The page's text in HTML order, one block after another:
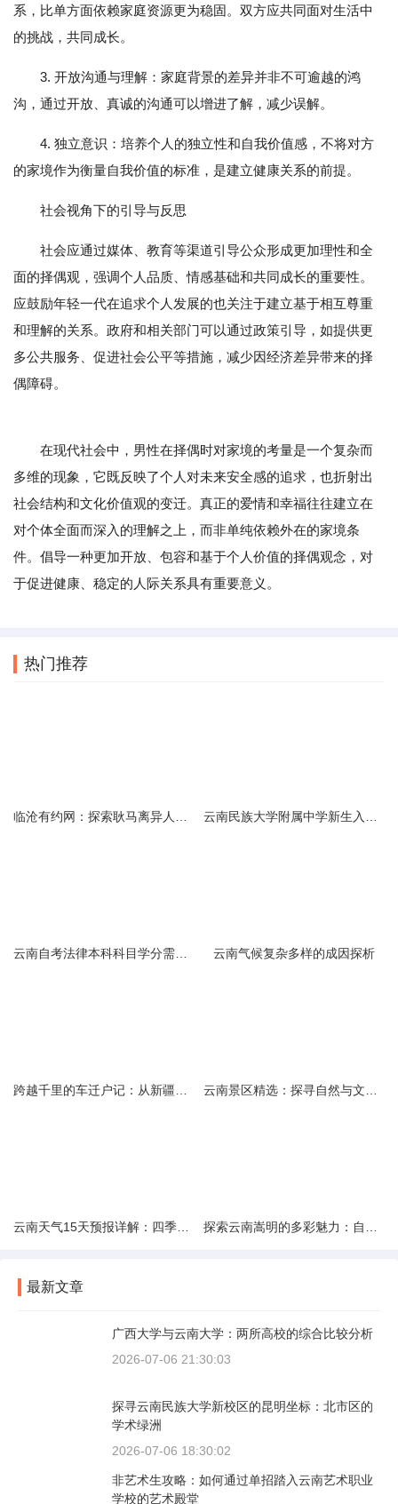
系，比单方面依赖家庭资源更为稳固。双方应共同面对生活中
的挑战，共同成长。
3. 开放沟通与理解：家庭背景的差异并非不可逾越的鸿
沟，通过开放、真诚的沟通可以增进了解，减少误解。
4. 独立意识：培养个人的独立性和自我价值感，不将对方
的家境作为衡量自我价值的标准，是建立健康关系的前提。
社会视角下的引导与反思
社会应通过媒体、教育等渠道引导公众形成更加理性和全
面的择偶观，强调个人品质、情感基础和共同成长的重要性。
应鼓励年轻一代在追求个人发展的也关注于建立基于相互尊重
和理解的关系。政府和相关部门可以通过政策引导，如提供更
多公共服务、促进社会公平等措施，减少因经济差异带来的择
偶障碍。
在现代社会中，男性在择偶时对家境的考量是一个复杂而
多维的现象，它既反映了个人对未来安全感的追求，也折射出
社会结构和文化价值观的变迁。真正的爱情和幸福往往建立在
对个体全面而深入的理解之上，而非单纯依赖外在的家境条
件。倡导一种更加开放、包容和基于个人价值的择偶观念，对
于促进健康、稳定的人际关系具有重要意义。
热门推荐
云南气候复杂多样的成因探析
最新文章
广西大学与云南大学：两所高校的综合比较分析
2026-07-06 21:30:03
探寻云南民族大学新校区的昆明坐标：北市区的
学术绿洲
2026-07-06 18:30:02
非艺术生攻略：如何通过单招踏入云南艺术职业
学校的艺术殿堂